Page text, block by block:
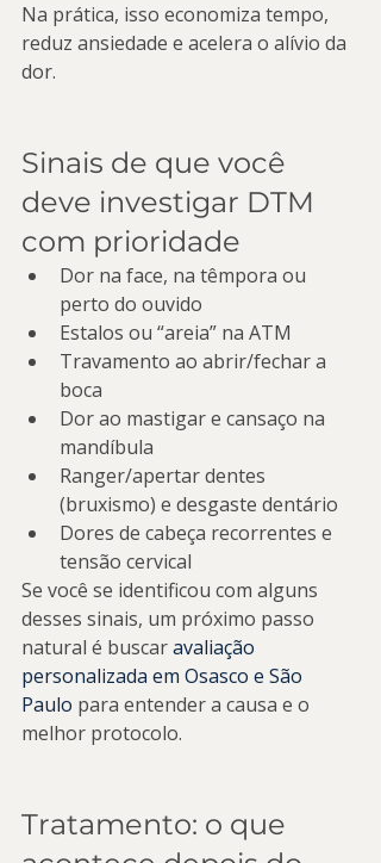
Na prática, isso economiza tempo,
reduz ansiedade e acelera o alívio da
dor.
Sinais de que você
deve investigar DTM
com prioridade
Dor na face, na têmpora ou
perto do ouvido
Estalos ou “areia” na ATM
Travamento ao abrir/fechar a
boca
Dor ao mastigar e cansaço na
mandíbula
Ranger/apertar dentes
(bruxismo) e desgaste dentário
Dores de cabeça recorrentes e
tensão cervical
Se você se identificou com alguns
desses sinais, um próximo passo
natural é buscar avaliação
personalizada em Osasco e São
Paulo para entender a causa e o
melhor protocolo.
Tratamento: o que